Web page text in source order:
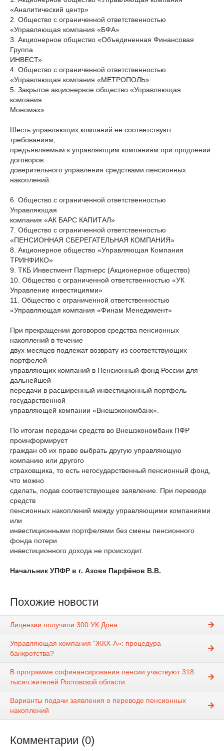
«Аналитический центр»
2. Общество с ограниченной ответственностью
«Управляющая компания «БФА»
3. Акционерное общество «Объединенная Финансовая
Группа
ИНВЕСТ»
4. Общество с ограниченной ответственностью
«Управляющая компания «МЕТРОПОЛЬ»
5. Закрытое акционерное общество «Управляющая
компания
Мономах»
Шесть управляющих компаний не соответствуют
требованиям,
предъявляемым к управляющим компаниям при продлении
договоров
доверительного управления средствами пенсионных
накоплений:
6. Общество с ограниченной ответственностью
Управляющая
компания «АК БАРС КАПИТАЛ»
7. Общество с ограниченной ответственностью
«ПЕНСИОННАЯ СБЕРЕГАТЕЛЬНАЯ КОМПАНИЯ»
8. Акционерное общество «Управляющая Компания
ТРИНФИКО»
9. ТКБ Инвестмент Партнерс (Акционерное общество)
10. Общество с ограниченной ответственностью «УК
Управление инвестициями»
11. Общество с ограниченной ответственностью
«Управляющая компания «Финам Менеджмент»
При прекращении договоров средства пенсионных
накоплений в течение
двух месяцев подлежат возврату из соответствующих
портфелей
управляющих компаний в Пенсионный фонд России для
дальнейшей
передачи в расширенный инвестиционный портфель
государственной
управляющей компании «Внешэкономбанк».
По итогам передачи средств во Внешэкономбанк ПФР
проинформирует
граждан об их праве выбрать другую управляющую
компанию или другого
страховщика, то есть негосударственный пенсионный фонд,
что можно
сделать, подав соответствующее заявление. При переводе
средств
пенсионных накоплений между управляющими компаниями
или
инвестиционными портфелями без смены пенсионного
фонда потери
инвестиционного дохода не происходит.
Начальник УПФР в г. Азове Парфёнов В.В.
Похожие новости
Лицензии получили 300 УК Дона
Управляющая компания "ЖКХ-А»: процедура
банкротства?
В программе софинансирования пенсии участвуют 318
тысяч жителей Ростовской области
Варианты подачи заявления о переводе пенсионных
накоплений
Комментарии (0)